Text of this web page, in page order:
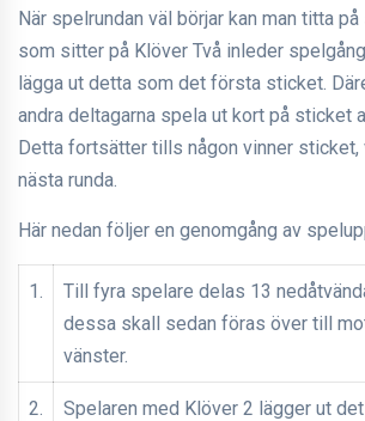
När spelrundan väl börjar kan man titta
som sitter på Klöver Två inleder
lägga ut detta som det första sticket.
andra deltagarna spela ut kort på sticket
Detta fortsätter tills någon vinner sticket,
nästa runda.
Här nedan följer en genomgång av
1.
Till fyra spelare delas 13
dessa skall sedan föras över till
vänster.
2.
Spelaren med Klöver 2 lägger ut